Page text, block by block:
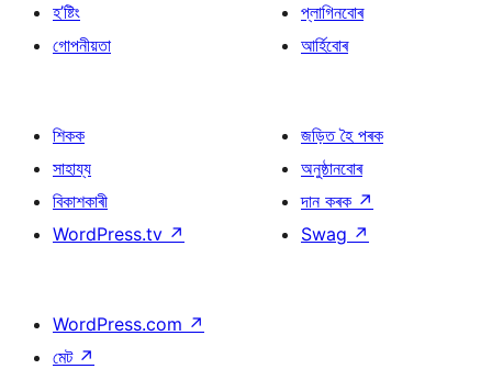
হ’ষ্টিং
গোপনীয়তা
প্লাগিনবোৰ
আৰ্হিবোৰ
শিকক
সাহায্য
বিকাশকাৰী
WordPress.tv ↗
জড়িত হৈ পৰক
অনুষ্ঠানবোৰ
দান কৰক ↗
Swag ↗
WordPress.com ↗
মেট ↗